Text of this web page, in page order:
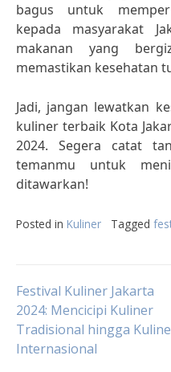
bagus untuk
kepada masyarakat
makanan yang
memastikan kesehatan
Jadi, jangan lewatkan
kuliner terbaik Kota
2024. Segera catat
temanmu untuk
ditawarkan!
Posted in Kuliner Tagged
Post
navigation
Festival Kuliner Jakarta
2024: Mencicipi Kuliner
Tradisional hingga
Internasional